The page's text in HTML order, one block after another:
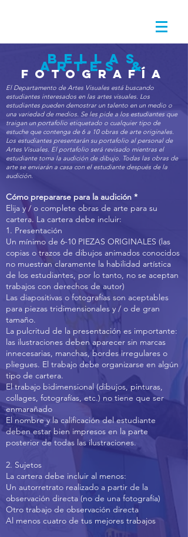
Bellas
Artes &
fotografía
El Departamento de Artes Visuales está buscando
estudiantes interesados ​​en las artes visuales. Los
estudiantes pueden demostrar un talento en un medio o
una variedad de medios. Se les pide a los estudiantes que
traigan un portafolio etiquetado o cualquier tipo de
estuche que contenga de 6 a 10 obras de arte originales.
Los estudiantes presentarán su portafolio al personal de
Artes Visuales. El portafolio será revisado mientras el
estudiante toma la audición de dibujo. Todas las obras de
arte se enviarán a casa con el estudiante después de la
audición.
Cómo prepararse para la audición *
Elija y / o complete obras de arte para su
cartera. La cartera debe incluir:
1. Presentación
Un mínimo de 6-10 PIEZAS ORIGINALES (las
copias o trazos de dibujos animados conocidos
no muestran claramente la habilidad artística
de los estudiantes, por lo tanto, no se aceptan
trabajos con derechos de autor)
Las diapositivas o fotografías son aceptables
para piezas tridimensionales y / o de gran
tamaño.
La pulcritud de la presentación es importante:
las ilustraciones deben aparecer sin marcas
innecesarias, manchas, bordes irregulares o
pliegues. El trabajo debe organizarse en algún
tipo de cartera.
El trabajo bidimensional (dibujos, pinturas,
collages, fotografías, etc.) no tiene que ser
enmarañado
El nombre y la calificación del estudiante
deben estar bien impresos en la parte
posterior de todas las ilustraciones.
2. Sujetos
La cartera debe incluir al menos:
Un autorretrato realizado a partir de la
observación directa (no de una fotografía)
Otro trabajo de observación directa
Al menos cuatro de tus mejores trabajos